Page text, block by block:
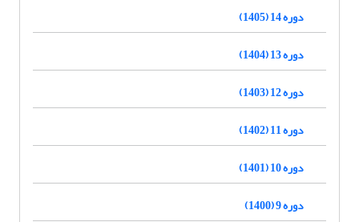
دوره 14 (1405)
دوره 13 (1404)
دوره 12 (1403)
دوره 11 (1402)
دوره 10 (1401)
دوره 9 (1400)